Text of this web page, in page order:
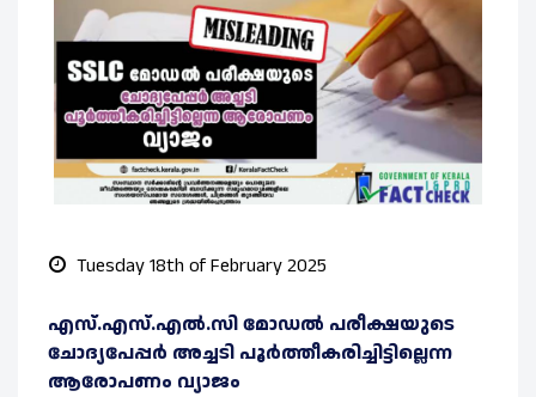
Tuesday 18th of February 2025
എസ്.എസ്.എൽ.സി മോഡൽ പരീക്ഷയുടെ
ചോദ്യപേപ്പർ അച്ചടി പൂർത്തീകരിച്ചിട്ടില്ലെന്ന
ആരോപണം വ്യാജം